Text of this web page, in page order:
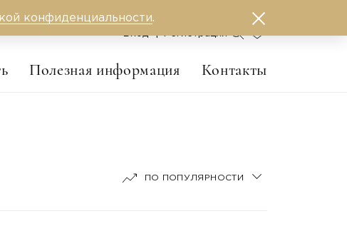
Полезная информация Контакты
ПО ПОПУЛЯРНОСТИ
конфиденциальности.